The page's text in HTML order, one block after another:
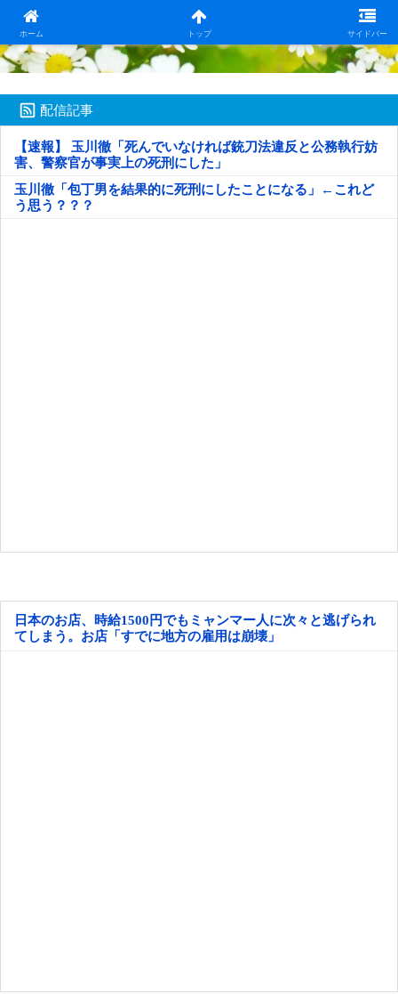
ホーム トップ サイドバー
日本第一！ニュース録
配信記事
【速報】 玉川徹「死んでいなければ銃刀法違反と公務執行妨
害、警察官が事実上の死刑にした」
玉川徹「包丁男を結果的に死刑にしたことになる」←これど
う思う？？？
日本のお店、時給1500円でもミャンマー人に次々と逃げられ
てしまう。お店「すでに地方の雇用は崩壊」